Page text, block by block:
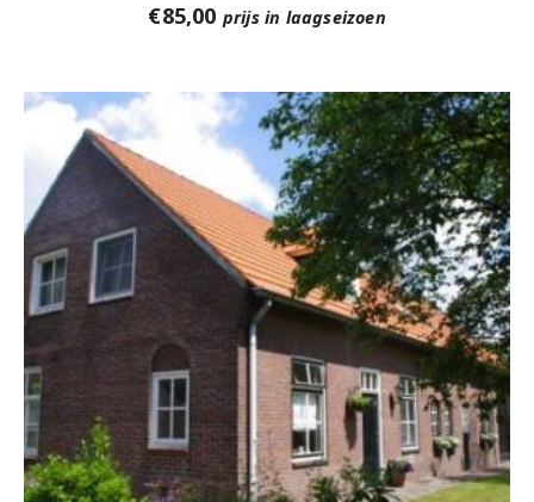
€85,00 prijs in laagseizoen